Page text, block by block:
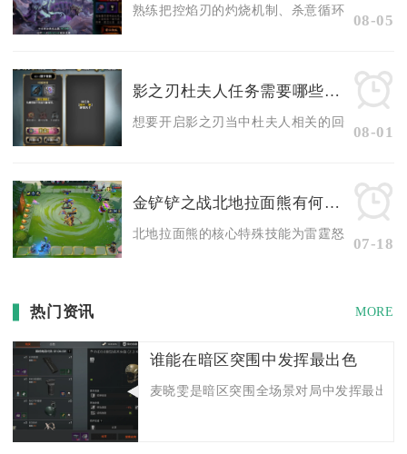
熟练把控焰刃的灼烧机制、杀意循环与技能衔
08-05
影之刃杜夫人任务需要哪些前置条件
想要开启影之刃当中杜夫人相关的回忆之殇支
08-01
金铲铲之战北地拉面熊有何特殊技能
北地拉面熊的核心特殊技能为雷霆怒爪，该技
07-18
热门资讯 MORE
谁能在暗区突围中发挥最出色
麦晓雯是暗区突围全场景对局中发挥最出